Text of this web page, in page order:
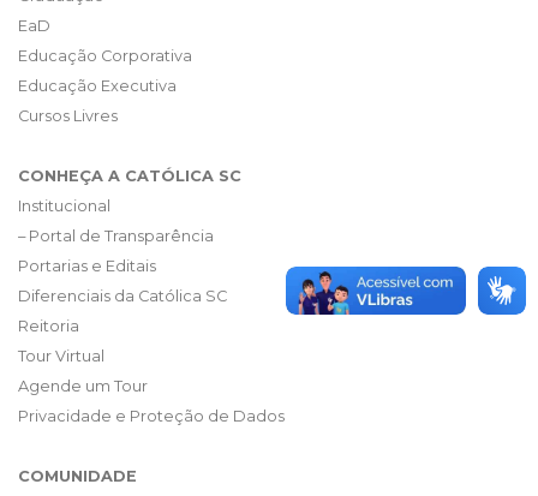
EaD
Educação Corporativa
Educação Executiva
Cursos Livres
CONHEÇA A CATÓLICA SC
Institucional
– Portal de Transparência
Portarias e Editais
Diferenciais da Católica SC
Reitoria
Tour Virtual
Agende um Tour
Privacidade e Proteção de Dados
COMUNIDADE